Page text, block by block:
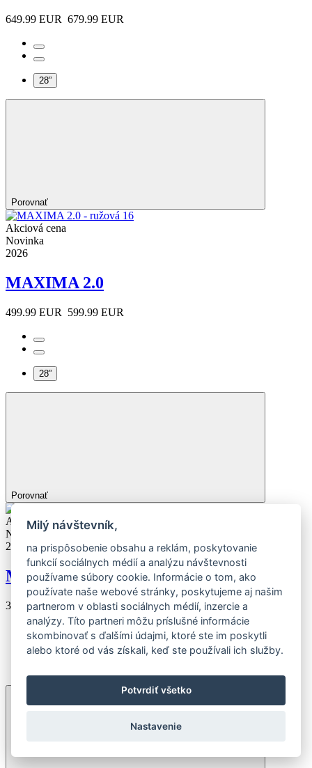
649.99 EUR 679.99 EUR
28”
Porovnať
Akciová cena
Novinka
2026
MAXIMA 2.0
499.99 EUR 599.99 EUR
28”
Porovnať
Akciová cena
Novinka
2026
MAXIMA 1.0
399.99 EUR499.99 EUR
Milý návštevník,
na prispôsobenie obsahu a reklám, poskytovanie
funkcií sociálnych médií a analýzu návštevnosti
používame súbory cookie. Informácie o tom, ako
používate naše webové stránky, poskytujeme aj našim
partnerom v oblasti sociálnych médií, inzercie a
analýzy. Títo partneri môžu príslušné informácie
skombinovať s ďalšími údajmi, ktoré ste im poskytli
alebo ktoré od vás získali, keď ste používali ich služby.
Potvrdiť všetko
Nastavenie